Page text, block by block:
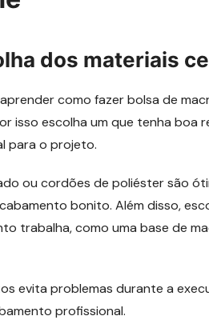
dos materiais
como fazer bolsa de
isso escolha um que tenha boa
para o projeto.
ou cordões de poliéster são
bonito. Além disso,
trabalha, como uma base de
evita problemas durante a
profissional.